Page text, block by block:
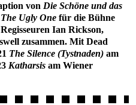
von Die Schöne und das
The Ugly One für die Bühne
Ian Rickson,
zusammen. Mit Dead
The Silence (Tystnaden) am
Katharsis am Wiener